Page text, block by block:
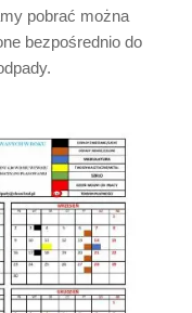
pobrać można
bezpośrednio do